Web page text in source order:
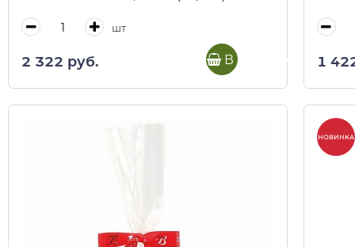
шт
2 322 руб. В корзину 1
НОВИНКА